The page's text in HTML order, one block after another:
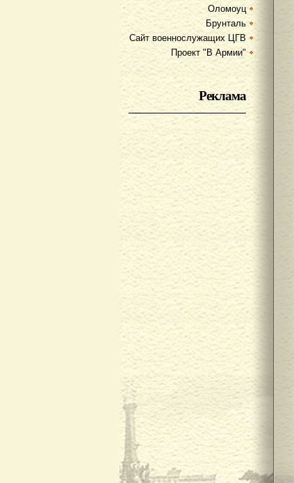
Оломоуц
Брунталь
Сайт военнослужащих ЦГВ
Проект "В Армии"
Реклама